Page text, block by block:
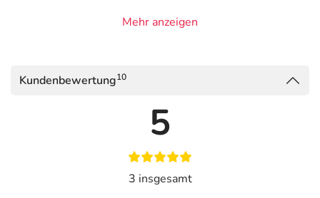
Etwa 20 % der Deutschen leiden unter Beschwerden des
das Linderung von mit Reizdarmsyndrom verbundenen
Symptomen wie Völlegefühl, Bauchschmerzen und
reduziert Schmerzen, wodurch eine Darmverstopfung
Mehr anzeigen
Kundenbewertung10
5
3 insgesamt